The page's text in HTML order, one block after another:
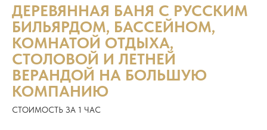
ДЕРЕВЯННАЯ БАНЯ С РУССКИМ
БИЛЬЯРДОМ, БАССЕЙНОМ,
КОМНАТОЙ ОТДЫХА,
СТОЛОВОЙ И ЛЕТНЕЙ
ВЕРАНДОЙ НА БОЛЬШУЮ
КОМПАНИЮ
СТОИМОСТЬ ЗА 1 ЧАС